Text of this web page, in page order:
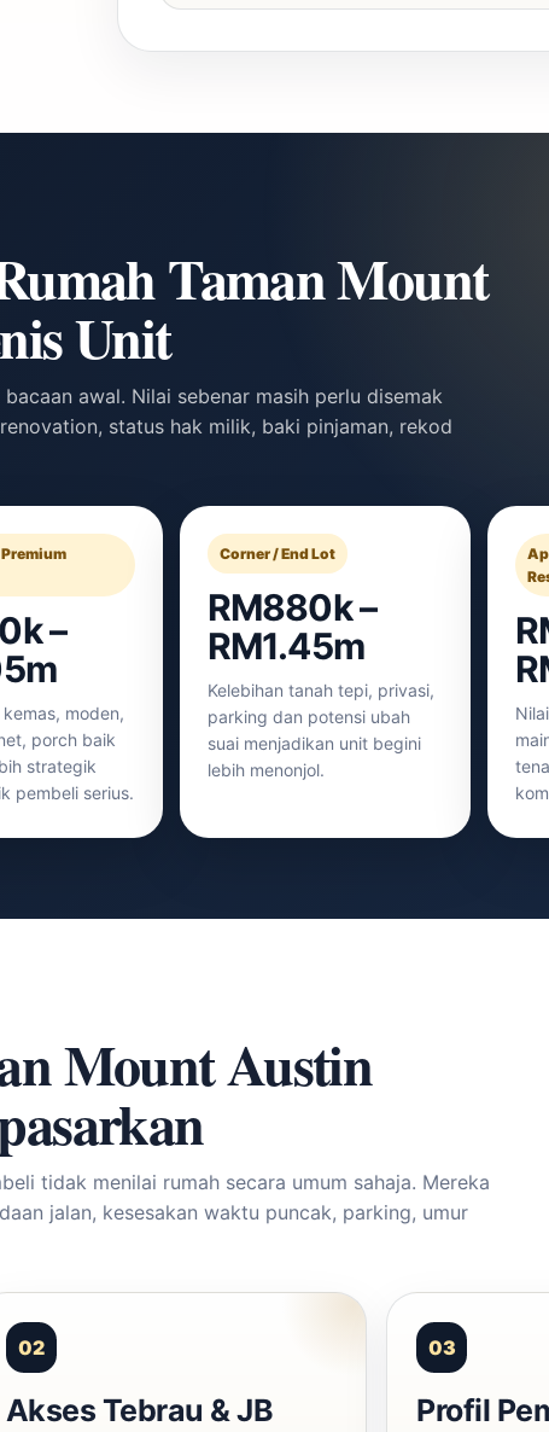
Taman Mount
Unit
awal. Nilai sebenar masih perlu disemak
status hak milik, baki pinjaman, rekod
–
moden,
porch baik
strategik
pembeli serius.
Corner / End Lot
RM880k –
RM1.45m
Kelebihan tanah tepi, privasi,
parking dan potensi ubah
suai menjadikan unit begini
lebih menonjol.
Mount Austin
tidak menilai rumah secara umum sahaja. Mereka
jalan, kesesakan waktu puncak, parking, umur
02
Akses Tebrau & JB
03
Profil